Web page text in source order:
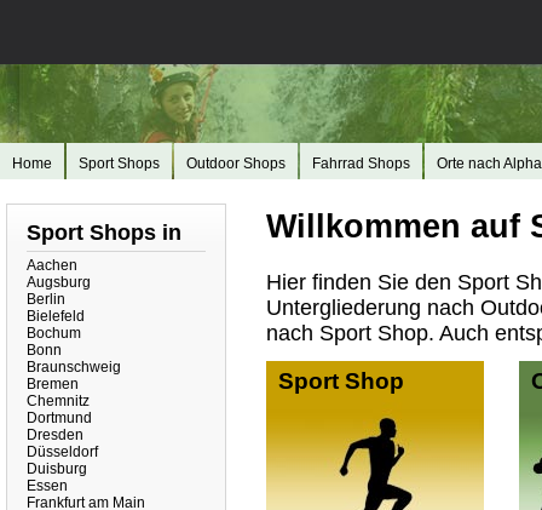
Home Sport Shops Outdoor Shops Fahrrad Shops Orte nach
Sport Shops in
Aachen
Augsburg
Berlin
Bielefeld
Bochum
Bonn
Braunschweig
Bremen
Chemnitz
Dortmund
Dresden
Düsseldorf
Duisburg
Essen
Frankfurt am Main
Willkommen auf
Hier finden Sie den Sport
Untergliederung nach
nach Sport Shop. Auch
Sport Shop